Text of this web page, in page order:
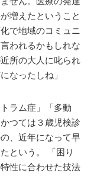
増えたということ
で地域のコミュニ
われるかもしれな
所の大人に叱られ
なったしね」
ラム症」「多動
つては３歳児検診
、近年になって早
という。 「困り
性に合わせた技法